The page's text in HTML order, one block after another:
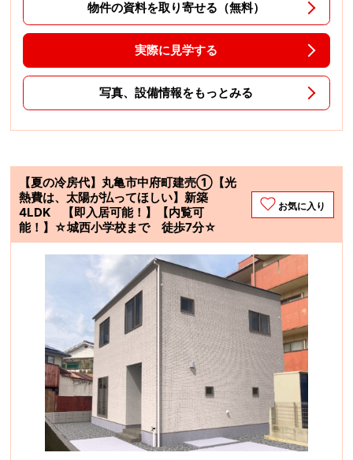
物件の資料を取り寄せる（無料）
実際に見学する
写真、設備情報をもっとみる
【夏の冷房代】丸亀市中府町建売①【光
熱費は、太陽が払ってほしい】新築
4LDK 【即入居可能！】【内覧可
能！】☆城西小学校まで 徒歩7分☆
お気に入り